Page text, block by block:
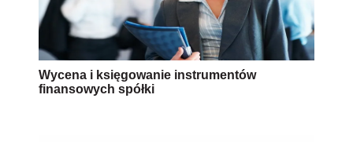
Wycena i księgowanie instrumentów
finansowych spółki